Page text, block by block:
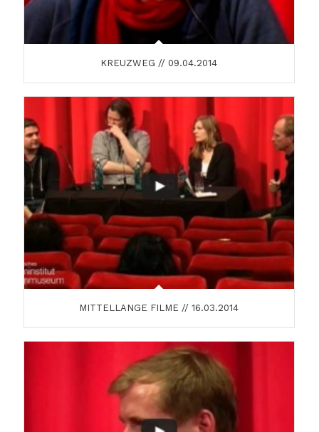
KREUZWEG // 09.04.2014
MITTELLANGE FILME // 16.03.2014